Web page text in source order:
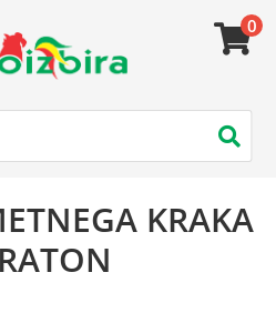
0
KRAKA